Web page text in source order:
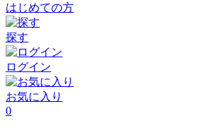
はじめての方
探す
ログイン
お気に入り
0